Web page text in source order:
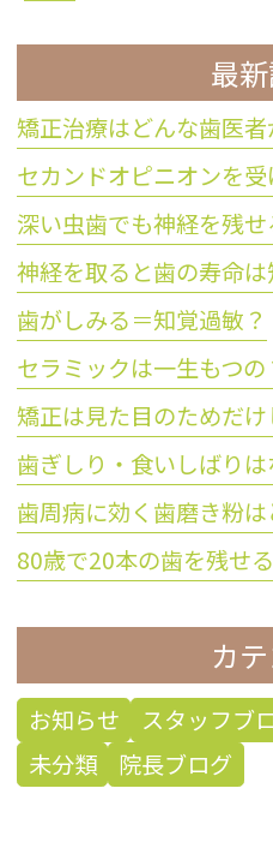
最
セカンドオピニオンを
深い虫歯でも神経を残
神経を取ると歯の寿命は
歯がしみる＝知覚過敏？
セラミックは一生もつの
歯ぎしり・食いしばり
歯周病に効く歯磨き粉は
カ
お知らせ スタッフブ
未分類
院長ブログ